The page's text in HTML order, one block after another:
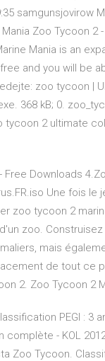
Zoo Tycoon 2
Mania is an
and you will be
zoo tycoon |
368 kB; 0.
tycoon 2 ultimate
Downloads
Une fois
zoo tycoon 2
zoo.
mais
de tout ce
2. Zoo Tycoon 2
PEGI :
- KOL
Zoo Tycoon.